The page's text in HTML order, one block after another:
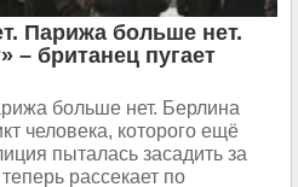
Парижа больше нет.
– британец пугает
больше нет. Берлина
человека, которого ещё
пыталась засадить за
рассекает по